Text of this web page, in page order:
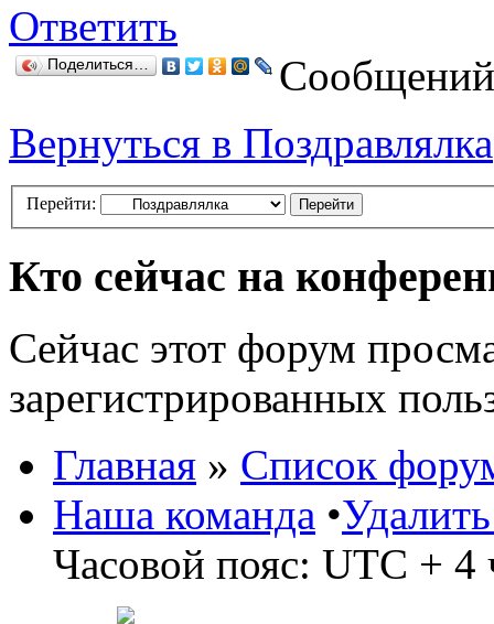
Ответить
Поделиться…
Вернуться в Поздравлялка
Перейти:
Кто сейчас на
Сейчас этот форум
зарегистрированных
Главная » Список
Наша команда •
Часовой пояс: UTC + 4